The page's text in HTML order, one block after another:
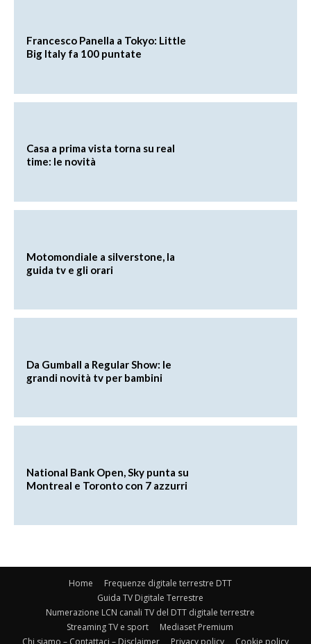
Francesco Panella a Tokyo: Little
Big Italy fa 100 puntate
Casa a prima vista torna su real
time: le novità
Motomondiale a silverstone, la
guida tv e gli orari
Da Gumball a Regular Show: le
grandi novità tv per bambini
National Bank Open, Sky punta su
Montreal e Toronto con 7 azzurri
Home
Frequenze digitale terrestre DTT
Guida TV Digitale Terrestre
Numerazione LCN canali TV del DTT digitale terrestre
Streaming TV e sport
Mediaset Premium
Chi siamo – Contattaci – Disclaimer
Privacy policy Cookie policy